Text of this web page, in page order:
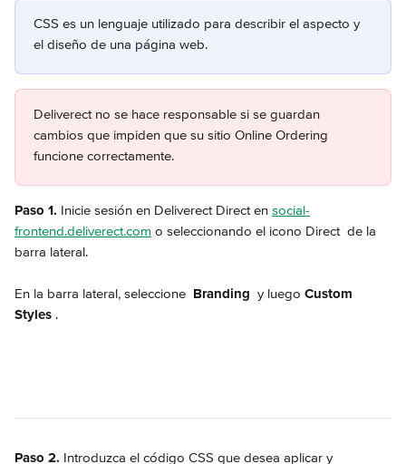
CSS es un lenguaje utilizado para describir el aspecto y
el diseño de una página web.
Deliverect no se hace responsable si se guardan
cambios que impiden que su sitio Online Ordering
funcione correctamente.
Paso 1. Inicie sesión en Deliverect Direct en social-
frontend.deliverect.com o seleccionando el icono Direct de la
barra lateral.
En la barra lateral, seleccione Branding y luego Custom
Styles .
Paso 2. Introduzca el código CSS que desea aplicar y